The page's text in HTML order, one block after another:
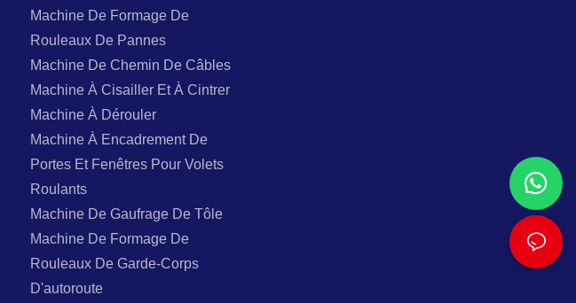
Machine De Formage De
Rouleaux De Pannes
Machine De Chemin De Câbles
Machine À Cisailler Et À Cintrer
Machine À Dérouler
Machine À Encadrement De
Portes Et Fenêtres Pour Volets
Roulants
Machine De Gaufrage De Tôle
Machine De Formage De
Rouleaux De Garde-Corps
D'autoroute